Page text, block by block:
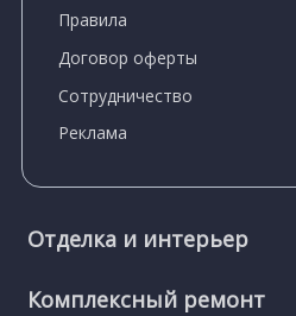
Правила
Договор оферты
Сотрудничество
Реклама
Отделка и интерьер
Комплексный ремонт